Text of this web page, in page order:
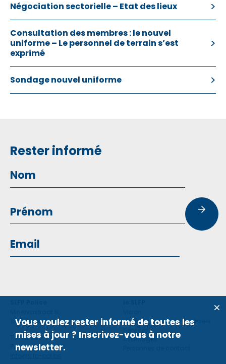
Négociation sectorielle – Etat des lieux
Consultation des membres : le nouvel
uniforme – Le personnel de terrain s’est
exprimé
Sondage nouvel uniforme
Rester informé
1930 Zaventem
Tel: 02 660 59 11
Fax: 02 660 50 97
Violence contre des policiers
Avantages
Vous voulez rester informé de toutes les
mises à jour ? Inscrivez-vous à notre
newsletter.